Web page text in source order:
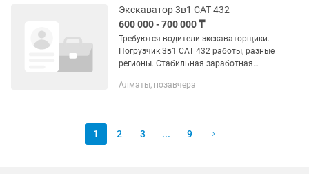
же...
Экскаватор 3в1 САТ 432
600 000 - 700 000 ₸
Требуются водители экскаваторщики.
Погрузчик 3в1 САТ 432 работы, разные
регионы. Стабильная заработная
Казахстану. Зп 600 000 + 140 000
Алматы, позавчера
1 2 3 ... 9